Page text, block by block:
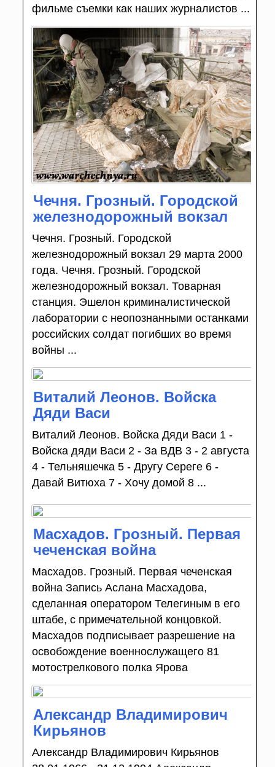
фильме съемки как наших журналистов ...
Чечня. Грозный. Городской
железнодорожный вокзал
Чечня. Грозный. Городской
железнодорожный вокзал 29 марта 2000
года. Чечня. Грозный. Городской
железнодорожный вокзал. Товарная
станция. Эшелон криминалистической
лаборатории с неопознанными останками
российских солдат погибших во время
войны ...
Виталий Леонов. Войска
Дяди Васи
Виталий Леонов. Войска Дяди Васи 1 -
Войска дяди Васи 2 - За ВДВ 3 - 2 августа
4 - Тельняшечка 5 - Другу Сереге 6 -
Давай Витюха 7 - Хочу домой 8 ...
Масхадов. Грозный. Первая
чеченская война
Масхадов. Грозный. Первая чеченская
война Запись Аслана Масхадова,
сделанная оператором Телегиным в его
штабе, с примечательной концовкой.
Масхадов подписывает разрешение на
освобождение военнослужащего 81
мотострелкового полка Ярова
Александр Владимирович
Кирьянов
Александр Владимирович Кирьянов